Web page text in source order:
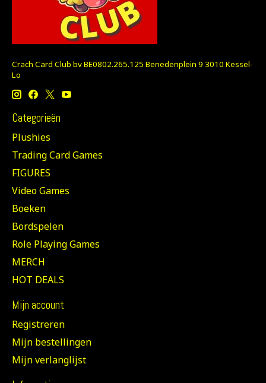
Crach Card Club bv BE0802.265.125 Benedenplein 9 3010 Kessel-
Lo
Categorieën
Plushies
Trading Card Games
FIGURES
Video Games
Boeken
Bordspelen
Role Playing Games
MERCH
HOT DEALS
Mijn account
Registreren
Mijn bestellingen
Mijn verlanglijst